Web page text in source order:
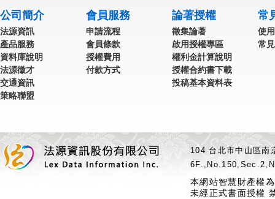
公司簡介
法源資訊
產品服務
資料庫說明
法源徵才
交通資訊
策略聯盟
會員服務
申請流程
會員條款
授權費用
付款方式
論著授權
徵集論著
啟用授權專區
權利金計算說明
授權合約書下載
投稿基本資料表
常
使
常
104 台北市中山區
本網站智慧財產權
未經正式書面授權